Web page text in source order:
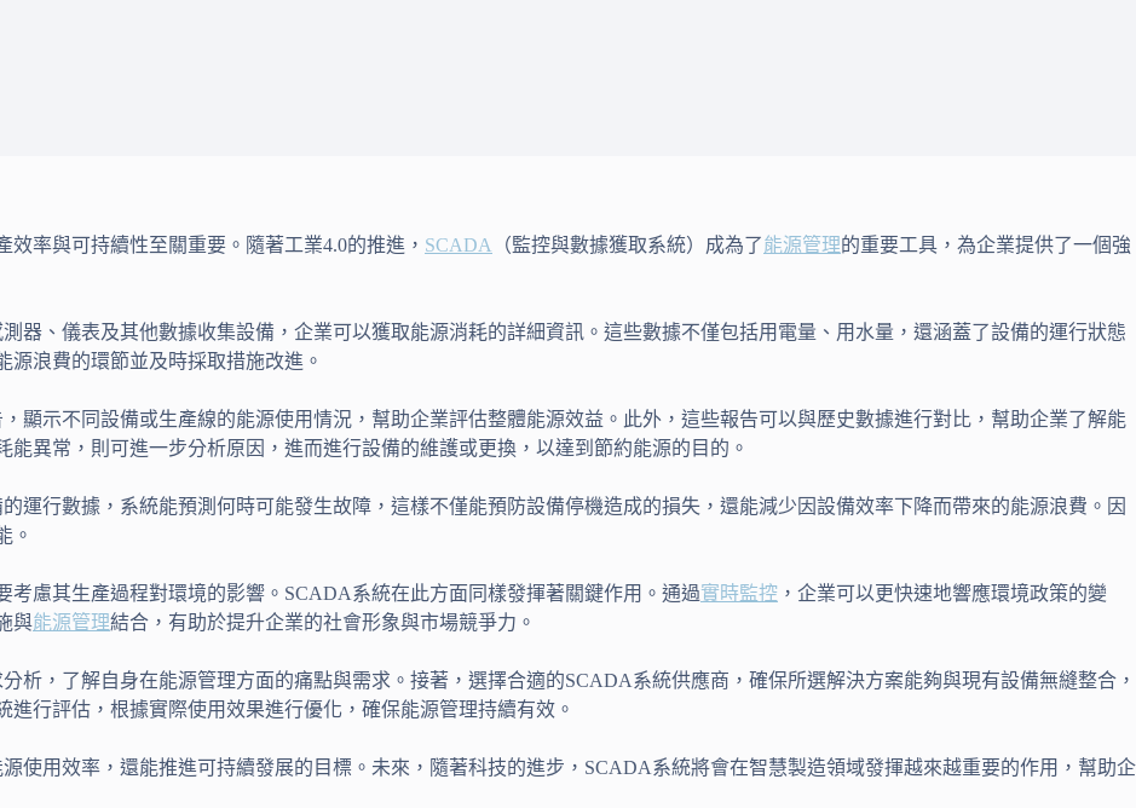
效率與可持續性至關重要。隨著工業4.0的推進， SCADA （監控與數據獲取系統）成為了能源管理的重要工具，為企業提供了一個強
測器、儀表及其他數據收集設備，企業可以獲取能源消耗的詳細資訊。這些數據不僅包括用電量、用水量，還涵蓋了設備的運行狀態
浪費的環節並及時採取措施改進。
顯示不同設備或生產線的能源使用情況，幫助企業評估整體能源效益。此外，這些報告可以與歷史數據進行對比，幫助企業了解能
異常，則可進一步分析原因，進而進行設備的維護或更換，以達到節約能源的目的。
運行數據，系統能預測何時可能發生故障，這樣不僅能預防設備停機造成的損失，還能減少因設備效率下降而帶來的能源浪費。因
。
慮其生產過程對環境的影響。SCADA系統在此方面同樣發揮著關鍵作用。通過實時監控 ，企業可以更快速地響應環境政策的變
與能源管理結合，有助於提升企業的社會形象與市場競爭力。
析，了解自身在能源管理方面的痛點與需求。接著，選擇合適的SCADA系統供應商，確保所選解決方案能夠與現有設備無縫整合，
行評估，根據實際使用效果進行優化，確保能源管理持續有效。
使用效率，還能推進可持續發展的目標。未來，隨著科技的進步，SCADA系統將會在智慧製造領域發揮越來越重要的作用，幫助企